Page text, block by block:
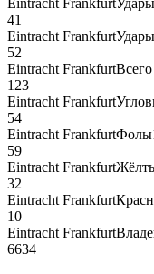
41
Eintracht Frankfurt
52
Eintracht Frankfurt
123
Eintracht Frankfurt
54
Eintracht FrankfurtФолы
59
Eintracht Frankfurt
32
Eintracht Frankfurt
10
Eintracht Frankfurt
6634